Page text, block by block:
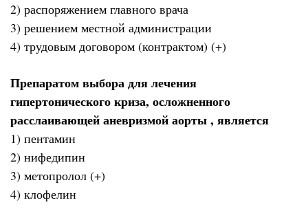
2) распоряжением главного врача
3) решением местной администрации
4) трудовым договором (контрактом) (+)
Препаратом выбора для лечения
гипертонического криза, осложненного
расслаивающей аневризмой аорты , является
1) пентамин
2) нифедипин
3) метопролол (+)
4) клофелин